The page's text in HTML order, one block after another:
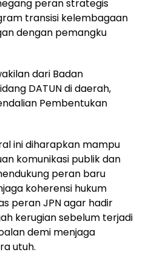
peran strategis
transisi kelembagaan
dengan pemangku
dari Badan
DATUN di daerah,
Pembentukan
ini diharapkan mampu
komunikasi publik dan
peran baru
koherensi hukum
peran JPN agar hadir
kerugian sebelum terjadi
demi menjaga
utuh.